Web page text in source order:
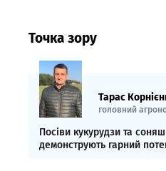
Точка зору
Тарас
головний
Посіви кукурудзи та
демонструють гарний